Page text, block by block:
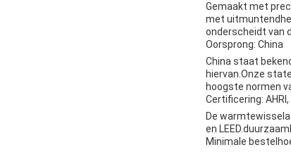
Gemaakt met
met
onderscheidt van
Oorsprong: China
China staat
hiervan.Onze
hoogste normen
Certificering: AHRI,
De
en
Minimale